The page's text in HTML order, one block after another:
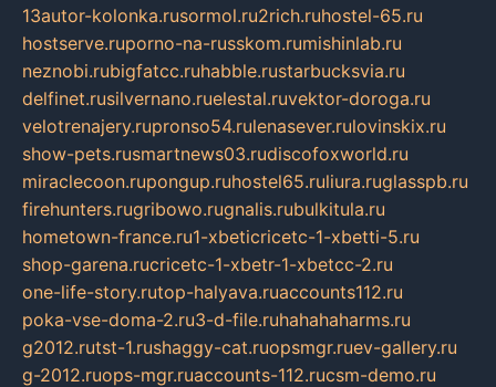
13autor-kolonka.rusormol.ru2rich.ruhostel-65.ru
hostserve.ruporno-na-russkom.rumishinlab.ru
neznobi.rubigfatcc.ruhabble.rustarbucksvia.ru
delfinet.rusilvernano.ruelestal.ruvektor-doroga.ru
velotrenajery.rupronso54.rulenasever.rulovinskix.ru
show-pets.rusmartnews03.rudiscofoxworld.ru
miraclecoon.rupongup.ruhostel65.ruliura.ruglasspb.ru
firehunters.rugribowo.rugnalis.rubulkitula.ru
hometown-france.ru1-xbeticricetc-1-xbetti-5.ru
shop-garena.rucricetc-1-xbetr-1-xbetcc-2.ru
one-life-story.rutop-halyava.ruaccounts112.ru
poka-vse-doma-2.ru3-d-file.ruhahahaharms.ru
g2012.rutst-1.rushaggy-cat.ruopsmgr.ruev-gallery.ru
g-2012.ruops-mgr.ruaccounts-112.rucsm-demo.ru